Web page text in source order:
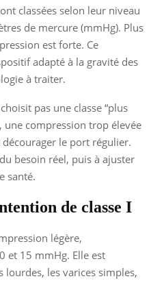
classées selon leur niveau
de mercure (mmHg). Plus
est forte. Ce
adapté à la gravité des
à traiter.
pas une classe “plus
une compression trop élevée
le port régulier.
besoin réel, puis à ajuster
santé.
de classe I
légère,
et 15 mmHg. Elle est
les varices simples,